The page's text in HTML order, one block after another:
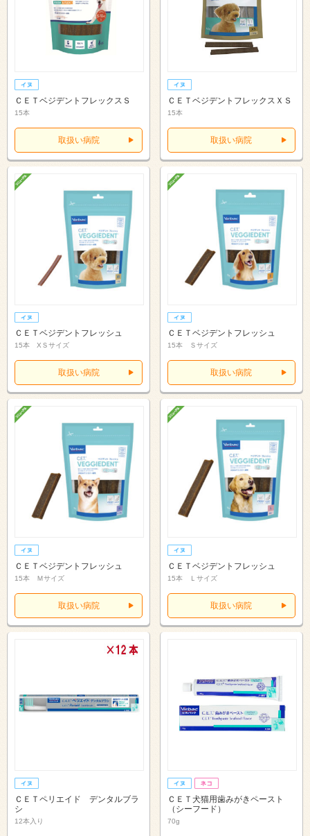
ＣＥＴベジデントフレックスＳ
15本
取扱い病院
ＣＥＴベジデントフレックスＸＳ
15本
取扱い病院
ＣＥＴベジデントフレッシュ
15本 XＳサイズ
取扱い病院
ＣＥＴベジデントフレッシュ
15本 Ｓサイズ
取扱い病院
ＣＥＴベジデントフレッシュ
15本 Ｍサイズ
取扱い病院
ＣＥＴベジデントフレッシュ
15本 Ｌサイズ
取扱い病院
ＣＥＴペリエイド デンタルブラ
シ
12本入り
ＣＥＴ犬猫用歯みがきペースト
（シーフード）
70g